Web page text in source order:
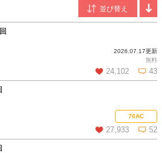
2026.07.17更新
無料
24,102 43
コメントを見る70AC
27,933 52